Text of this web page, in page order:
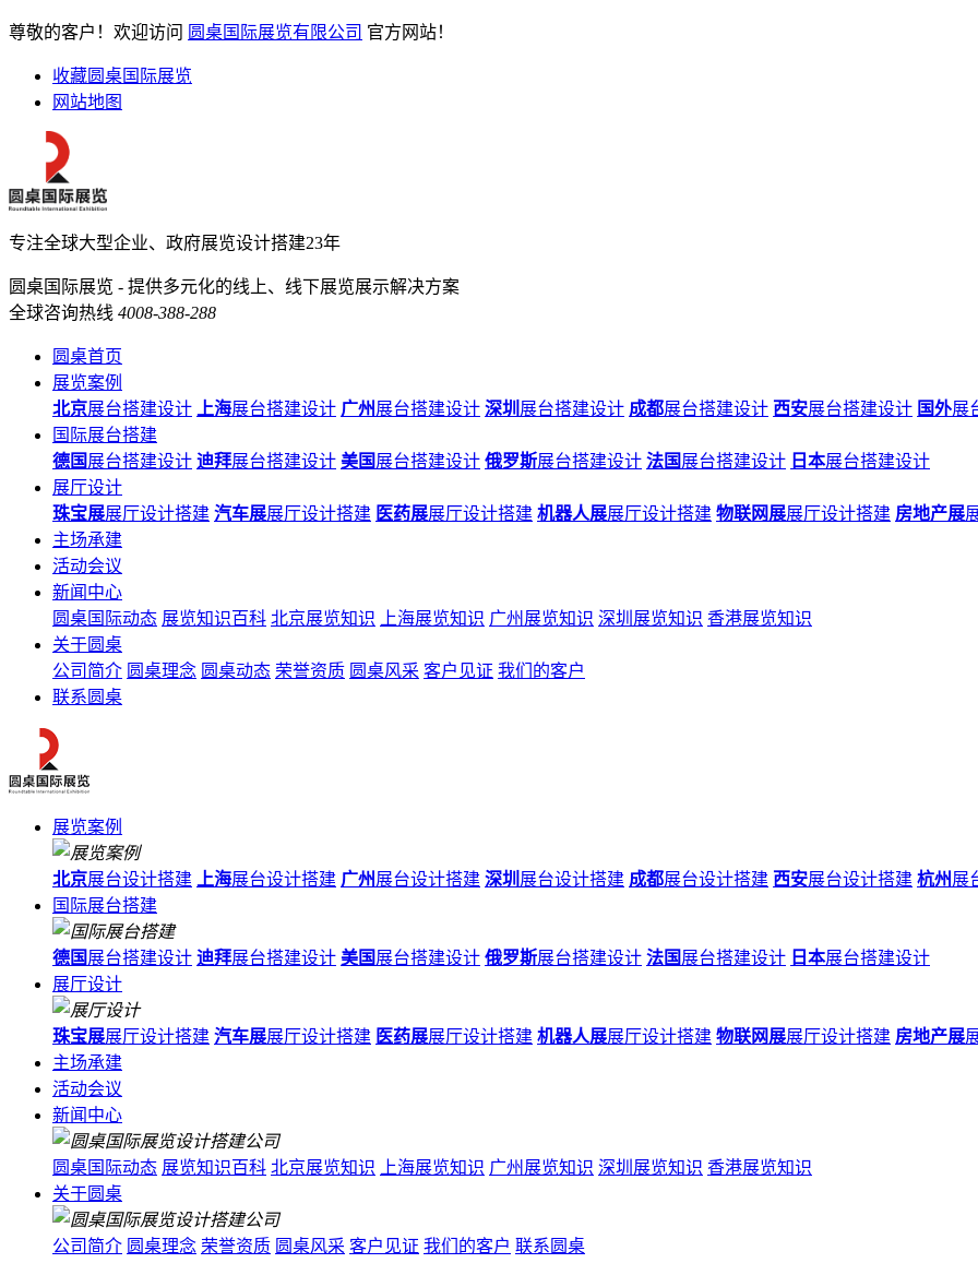
尊敬的客户！欢迎访问 圆桌国际展览有限公司 官方网站！
收藏圆桌国际展览
网站地图
专注全球大型企业、政府展览设计搭建23年
圆桌国际展览 - 提供多元化的线上、线下展览展示解决方案
全球咨询热线 4008-388-288
圆桌首页
展览案例
北京展台搭建设计 上海展台搭建设计 广州展台搭建设计 深圳 展台搭建设计 成都展台搭建设计 西安展台搭建设计 国外展
国际展台搭建
德国 展台搭建设计 迪拜展台搭建设计 美国 展台搭建设计 俄罗斯展台搭建设计 法国 展台搭建设计 日本展台搭建设计
展厅设计
珠宝展展厅设计搭建 汽车展展厅设计搭建 医药展展厅设计搭建 机器人展展厅设计搭建 物联网展展厅设计搭建 房地产展
主场承建
活动会议
新闻中心
圆桌国际动态 展览知识百科 北京展览知识 上海展览知识 广州展览知识 深圳展览知识 香港展览知识
关于圆桌
公司简介 圆桌理念 圆桌动态 荣誉资质 圆桌风采 客户见证 我们的客户
联系圆桌
展览案例
北京展台设计搭建 上海展台设计搭建 广州展台设计搭建 深圳 展台设计搭建 成都展台设计搭建 西安展台设计搭建 杭州展
国际展台搭建
德国 展台搭建设计 迪拜展台搭建设计 美国 展台搭建设计 俄罗斯展台搭建设计 法国 展台搭建设计 日本展台搭建设计
展厅设计
珠宝展展厅设计搭建 汽车展展厅设计搭建 医药展展厅设计搭建 机器人展展厅设计搭建 物联网展展厅设计搭建 房地产展
主场承建
活动会议
新闻中心
圆桌国际动态 展览知识百科 北京展览知识 上海展览知识 广州展览知识 深圳展览知识 香港展览知识
关于圆桌
公司简介 圆桌理念 荣誉资质 圆桌风采 客户见证 我们的客户 联系圆桌